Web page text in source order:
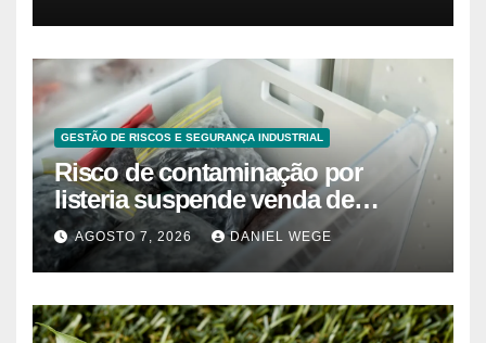
GESTÃO DE RISCOS E SEGURANÇA INDUSTRIAL
Risco de contaminação por
listeria suspende venda de
mirtilos em fábricas da América
do Norte – Mix Vale
AGOSTO 7, 2026 DANIEL WEGE